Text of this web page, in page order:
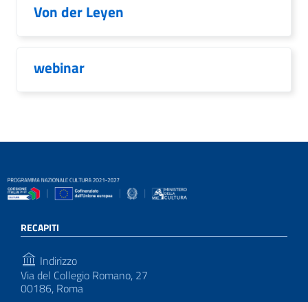
Von der Leyen
webinar
RECAPITI
Indirizzo
Via del Collegio Romano, 27
00186, Roma